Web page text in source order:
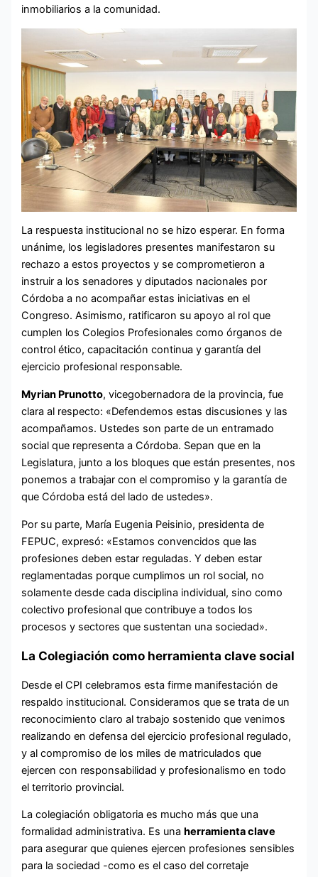
inmobiliarios a la comunidad.
La respuesta institucional no se hizo esperar. En forma
unánime, los legisladores presentes manifestaron su
rechazo a estos proyectos y se comprometieron a
instruir a los senadores y diputados nacionales por
Córdoba a no acompañar estas iniciativas en el
Congreso. Asimismo, ratificaron su apoyo al rol que
cumplen los Colegios Profesionales como órganos de
control ético, capacitación continua y garantía del
ejercicio profesional responsable.
Myrian Prunotto, vicegobernadora de la provincia, fue
clara al respecto: «Defendemos estas discusiones y las
acompañamos. Ustedes son parte de un entramado
social que representa a Córdoba. Sepan que en la
Legislatura, junto a los bloques que están presentes, nos
ponemos a trabajar con el compromiso y la garantía de
que Córdoba está del lado de ustedes».
Por su parte, María Eugenia Peisinio, presidenta de
FEPUC, expresó: «Estamos convencidos que las
profesiones deben estar reguladas. Y deben estar
reglamentadas porque cumplimos un rol social, no
solamente desde cada disciplina individual, sino como
colectivo profesional que contribuye a todos los
procesos y sectores que sustentan una sociedad».
La Colegiación como herramienta clave social
Desde el CPI celebramos esta firme manifestación de
respaldo institucional. Consideramos que se trata de un
reconocimiento claro al trabajo sostenido que venimos
realizando en defensa del ejercicio profesional regulado,
y al compromiso de los miles de matriculados que
ejercen con responsabilidad y profesionalismo en todo
el territorio provincial.
La colegiación obligatoria es mucho más que una
formalidad administrativa. Es unaherramienta clave
para asegurar que quienes ejercen profesiones sensibles
para la sociedad -como es el caso del corretaje